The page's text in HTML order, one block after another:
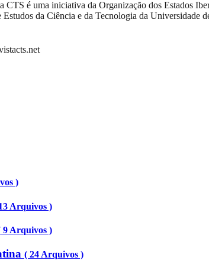
CTS é uma iniciativa da Organização dos Estados
da Ciência e da Tecnologia da Universidade
)
Arquivos )
9 Arquivos )
( 24 Arquivos )